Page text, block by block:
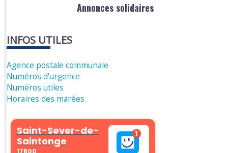
Annonces solidaires
INFOS UTILES
Agence postale communale
Numéros d'urgence
Numéros utiles
Horaires des marées